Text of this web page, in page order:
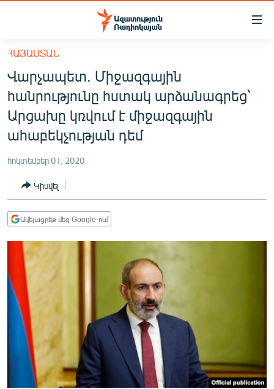
Մատչելիության
հիմնական
բովանդակությանը
Անցնել
հիմնական
մենյուին
Որոնում
ՀԱՅԱՍՏԱՆ
ՔԱՂԱՔԱԿԱՆ
ԸՆՏՐՈՒԹՅՈՒՆՆԵՐ 2026
ՏՆՏԵՍՈՒԹՅՈՒՆ
ՂԱՐԱԲԱՂ
ՊԱՏԵՐԱԶՄԻ 6 ՇԱԲԱԹՆԵՐԸ
ՏԱՐԱԾԱՇՐՋԱՆ
ՄԻՋԱԶԳԱՅԻՆ
ՄՇԱԿՈՒՅԹ
ՍՊՈՐՏ
ՄԵԿՆԱԲԱՆՈՒԹՅՈՒՆ
ՏՏ ԵՒ ԻՆՏԵՐՆԵՏ
ՀԱՅԱՍՏԱՆ
Վարչապետ. Միջազգային
հանրությունը հստակ արձանագրեց՝
Արցախը կռվում է միջազգային
ահաբեկչության դեմ
հոկտեմբեր 01, 2020
Կիսվել
Ավելացրեք մեզ Google-ում